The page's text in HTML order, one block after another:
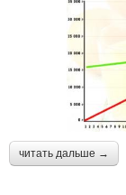
читать дальше →